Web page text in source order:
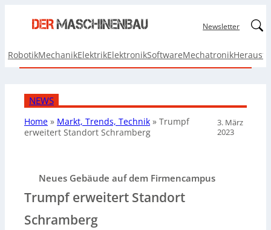
Newsletter
RobotikMechanikElektrikElektronikSoftwareMechatronik
NEWS
Home » Markt, Trends, Technik » Trumpf
erweitert Standort Schramberg
3. März
2023
Neues Gebäude auf dem Firmencampus
Trumpf erweitert Standort
Schramberg